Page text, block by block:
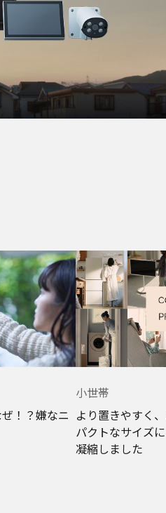
！？嫌なニ
小世帯
より置きやすく
パクトなサイズ
凝縮しました